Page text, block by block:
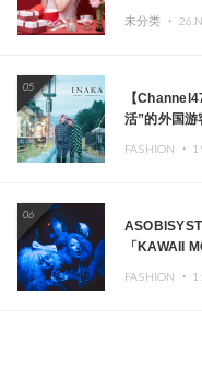
未分类 ・
05
【
活”的外国
FASHION ・
06
「KAWAII
FASHION ・